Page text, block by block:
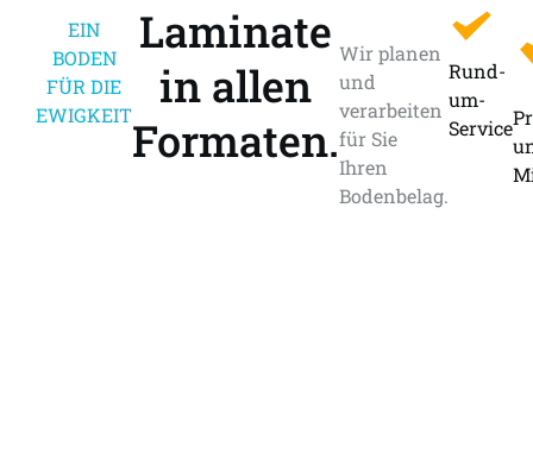
EIN
BODEN
FÜR DIE
EWIGKEIT
Laminate
in allen
Formaten.
Wir planen
und
verarbeiten
für Sie
Ihren
Bodenbelag.
Rund-
um-
Service